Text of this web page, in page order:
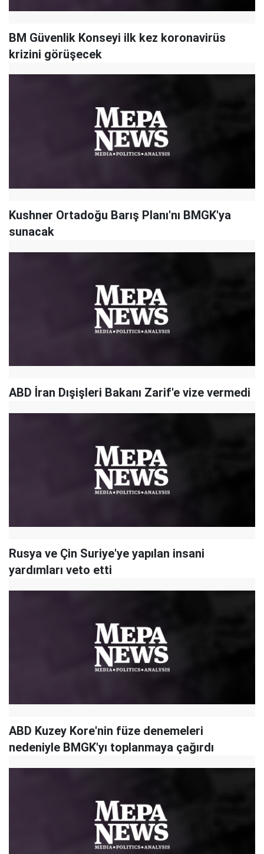
BM Güvenlik Konseyi ilk kez koronavirüs
krizini görüşecek
Kushner Ortadoğu Barış Planı'nı BMGK'ya
sunacak
ABD İran Dışişleri Bakanı Zarif'e vize vermedi
Rusya ve Çin Suriye'ye yapılan insani
yardımları veto etti
ABD Kuzey Kore'nin füze denemeleri
nedeniyle BMGK'yı toplanmaya çağırdı